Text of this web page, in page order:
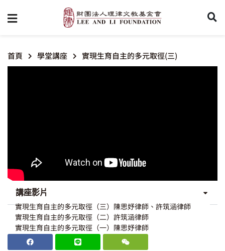
首頁 學堂講座 實現生育自主的多元取徑(三)
講座影片
實現生育自主的多元取徑（三）陳思妤律師、許筑涵律師
實現生育自主的多元取徑（二）許筑涵律師
實現生育自主的多元取徑（一）陳思妤律師